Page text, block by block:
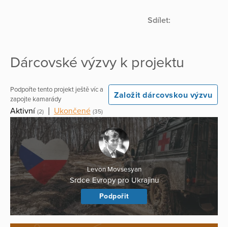
Sdílet:
Dárcovské výzvy k projektu
Podpořte tento projekt ještě víc a
zapojte kamarády
Založit dárcovskou výzvu
Aktivní (2) Ukončené (35)
Levon Movsesyan
Srdce Evropy pro Ukrajinu
Podpořit